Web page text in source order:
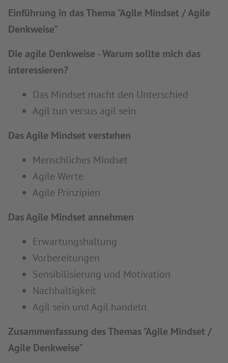
Einführung in das Thema "Agile Mindset / Agile
Denkweise"
Die agile Denkweise - Warum sollte mich das
interessieren?
Das Mindset macht den Unterschied
Agil tun versus agil sein
Das Agile Mindset verstehen
Menschliches Mindset
Agile Werte
Agile Prinzipien
Das Agile Mindset annehmen
Erwartungshaltung
Vorbereitungen
Sensibilisierung und Motivation
Nachhaltigkeit
Agil sein und Agil handeln
Zusammenfassung des Themas "Agile Mindset /
Agile Denkweise"